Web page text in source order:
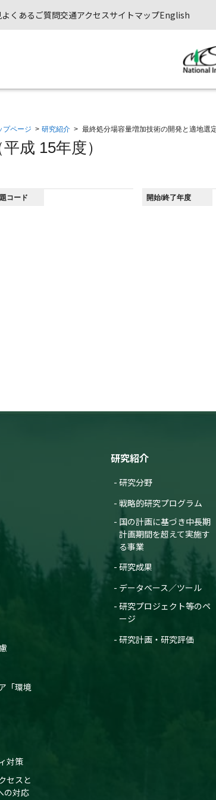
よくあるご質問交通アクセスサイトマップEnglish
プページ > 研究紹介 > 最終処分場容量増加技術の開発と適地選
平成 15年度）
コード 開始/終了年度
「環境
対策
セスと
の対応
研究紹介
研究分野
戦略的研究プログラム
国の計画に基づき中長期
計画期間を超えて実施す
る事業
研究成果
データベース／ツール
研究プロジェクト等のペ
ージ
研究計画・研究評価